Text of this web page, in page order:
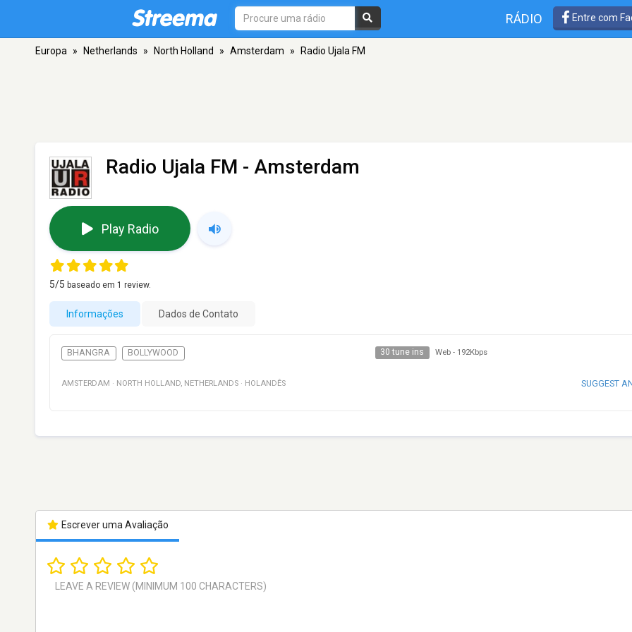
RÁDIO Entre com
Europa » Netherlands » North Holland » Amsterdam » Radio Ujala FM
Radio Ujala FM - Amsterdam
Play Radio
5/5 baseado em 1 review.
Informações Dados de Contato
BHANGRA BOLLYWOOD 30 tune ins Web - 192Kbps
AMSTERDAM · NORTH HOLLAND, NETHERLANDS · HOLANDÊS SUGGEST
Escrever uma Avaliação